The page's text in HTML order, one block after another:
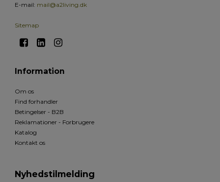
E-mail: mail@a2living.dk
Sitemap
Information
Om os
Find forhandler
Betingelser - B2B
Reklamationer - Forbrugere
Katalog
Kontakt os
Nyhedstilmelding